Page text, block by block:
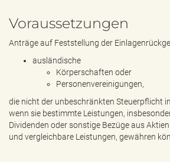
Voraussetzungen
Anträge auf Feststellung der
ausländische
Körperschaften oder
Personenvereinigungen,
die nicht der unbeschränkten Steuerpflicht
wenn sie bestimmte Leistungen,
Dividenden oder sonstige Bezüge aus
und vergleichbare Leistungen, gewähren